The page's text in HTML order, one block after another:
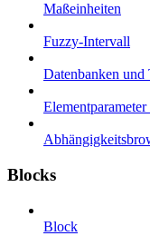
Maßeinheiten
Fuzzy-Intervall
Datenbanken und
Blocks
Block